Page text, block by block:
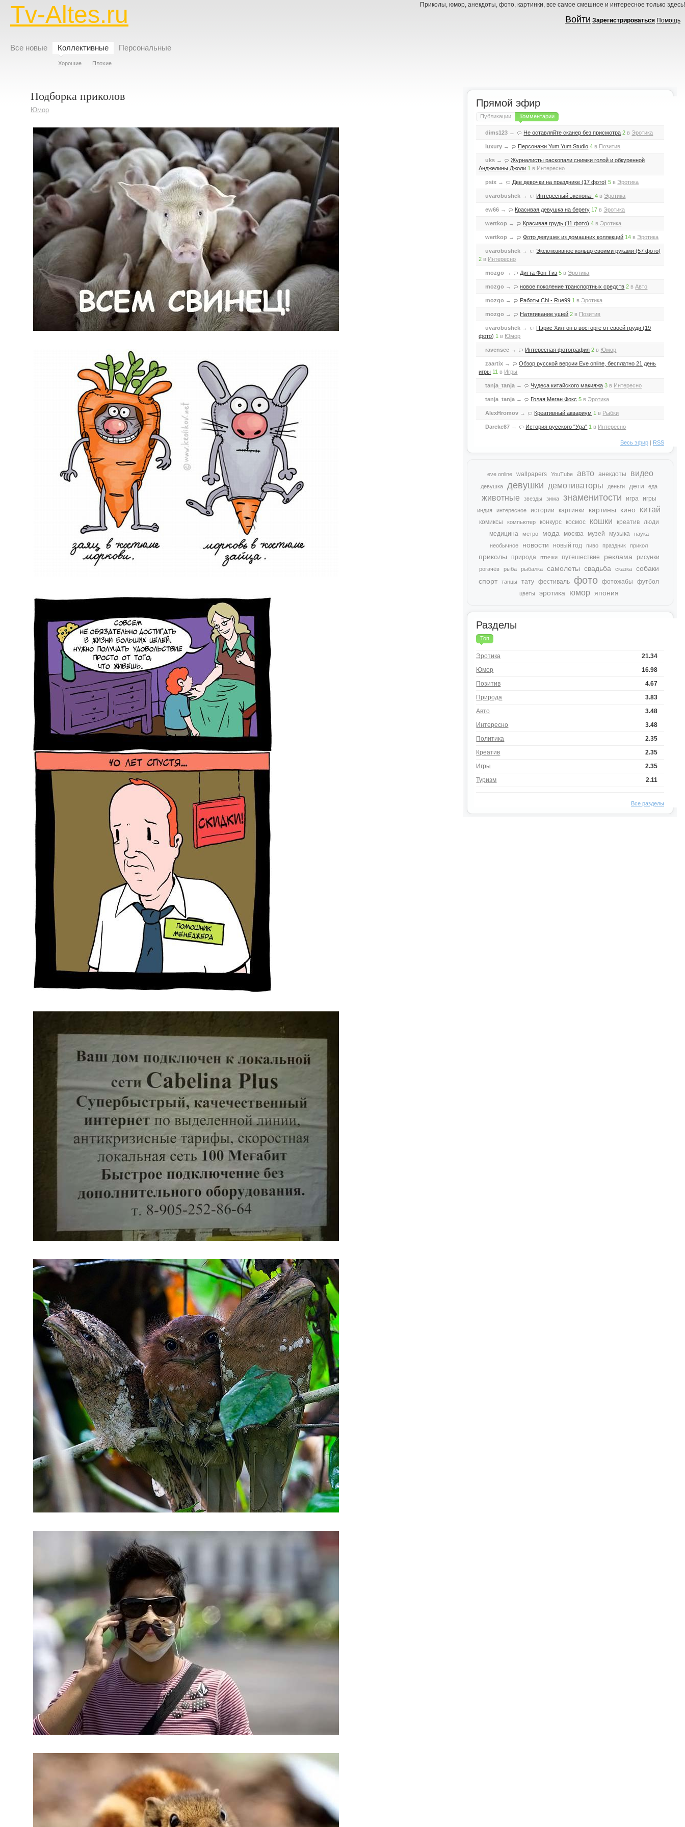
Tv-Altes.ru Приколы, юмор, анекдоты, фото, картинки, все самое смешное и интересное только здесь!
Войти Зарегистрироваться Помощь
Все новые Коллективные
Хорошие Плохие
Персональные
Подборка приколов
Юмор
Прямой эфир
Публикации Комментарии
dims123 → Не оставляйте сканер без присмотра 2 в Эротика
luxury → Персонажи Yum Yum Studio 4 в Позитив
uks →
Журналисты раскопали снимки голой и обкуренной
Анджелины Джоли 1 в Интересно
psix → Две девочки на празднике (17 фото) 5 в Эротика
uvarobushek → Интересный экспонат 4 в Эротика
ew66 → Красивая девушка на берегу 17 в Эротика
wertkop → Красивая грудь (11 фото) 4 в Эротика
wertkop → Фото девушек из домашних коллекций 14 в Эротика
uvarobushek →
Эксклюзивное кольцо своими руками (57 фото)
2 в Интересно
mozgo → Дитта Фон Тиз 5 в Эротика
mozgo → новое поколение транспортных средств 2 вАвто
mozgo → Работы Chi - Rue99 1 в Эротика
mozgo → Натягивание ушей 2 в Позитив
uvarobushek →
Пэрис Хилтон в восторге от своей груди (19
фото) 1 в Юмор
ravensee → Интересная фотография 2 в Юмор
zaartix →
Обзор русской версии Eve online, бесплатно 21 день
игры 11 в Игры
tanja_tanja → Чудеса китайского макияжа 3 в Интересно
tanja_tanja → Голая Меган Фокс 5 в Эротика
AlexHromov → Креативный аквариум 1 в Рыбки
Dareke87 → История русского "Ура" 1 в Интересно
Весь эфир| RSS
eve online wallpapers YouTube авто анекдоты видео
девушка девушки демотиваторы деньги дети еда
животные звезды зима знаменитости игра игры
индия интересное истории картинки картины кино китай
комиксы компьютер конкурс космос кошки креатив люди
медицина
метро мода москва музей музыка
наука
необычное
новости новый год пиво праздник прикол
приколы природа птички путешествие реклама рисунки
рогачёв рыба рыбалка самолеты свадьба сказка
собаки
спорт
танцы тату фестиваль фото фотожабы футбол
цветы эротика юмор япония
Разделы
Топ
21.34
Эротика
16.98
Юмор
4.67
Позитив
3.83
Природа
3.48
Авто
3.48
Интересно
2.35
Политика
2.35
Креатив
2.35
Игры
2.11
Туризм
Все разделы